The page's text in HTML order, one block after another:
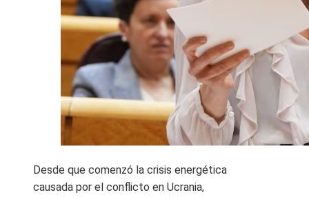
Desde que comenzó la crisis energética
causada por el conflicto en Ucrania,